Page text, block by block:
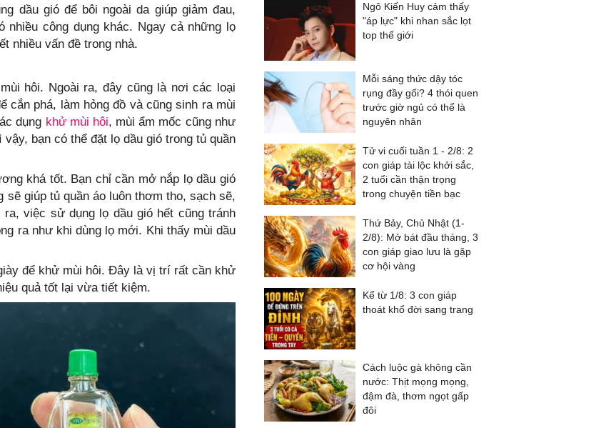
dầu gió để bôi ngoài da giúp giảm đau,
nhiều công dụng khác. Ngay cả những lọ
nhiều vấn đề trong nhà.
hôi. Ngoài ra, đây cũng là nơi các loại
cắn phá, làm hỏng đồ và cũng sinh ra mùi
dụng khử mùi hôi, mùi ẩm mốc cũng như
bạn có thể đặt lọ dầu gió trong tủ quần
khá tốt. Bạn chỉ cần mở nắp lọ dầu gió
giúp tủ quần áo luôn thơm tho, sạch sẽ,
việc sử dụng lọ dầu gió hết cũng tránh
ra như khi dùng lọ mới. Khi thấy mùi dầu
để khử mùi hôi. Đây là vị trí rất cần khử
quả tốt lại vừa tiết kiệm.
Ngô Kiến Huy cảm thấy
"áp lực" khi nhan sắc lọt
top thế giới
Mỗi sáng thức dậy tóc
rụng đầy gối? 4 thói quen
trước giờ ngủ có thể là
nguyên nhân
Tử vi cuối tuần 1 - 2/8: 2
con giáp tài lộc khởi sắc,
2 tuổi cần thận trọng
trong chuyện tiền bạc
Thứ Bảy, Chủ Nhật (1-
2/8): Mở bát đầu tháng, 3
con giáp giao lưu là gặp
cơ hội vàng
Kể từ 1/8: 3 con giáp
thoát khổ đời sang trang
Cách luộc gà không cần
nước: Thịt mọng mọng,
đậm đà, thơm ngọt gấp
đôi